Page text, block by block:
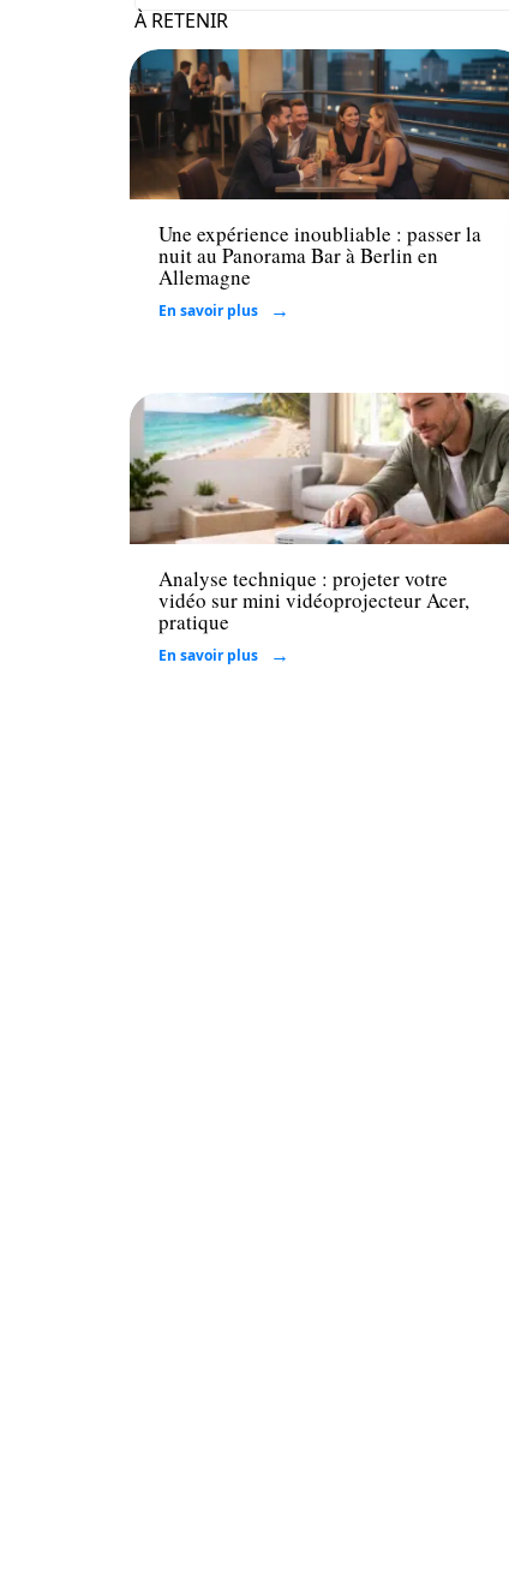
À RETENIR
Loisirs
Une expérience inoubliable : passer la
nuit au Panorama Bar à Berlin en
Allemagne
En savoir plus
Tech
Analyse technique : projeter votre
vidéo sur mini vidéoprojecteur Acer,
pratique
En savoir plus